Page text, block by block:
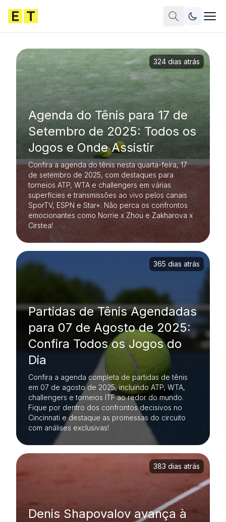
Agenda do Tênis para 17 de
Setembro de 2025: Todos os
Jogos e Onde Assistir
Confira a agenda do tênis nesta quarta-feira, 17
de setembro de 2025, com destaques para
torneios ATP, WTA e challengers em várias
superfícies e transmissões ao vivo pelos canais
SporTV, ESPN e Star+. Não perca os confrontos
emocionantes como Norrie x Zhou e Zakharova x
Cirstea!
324 dias atrás
Partidas de Tênis Agendadas
para 07 de Agosto de 2025:
Confira Todos os Jogos do
Dia
Confira a agenda completa de partidas de tênis
em 07 de agosto de 2025, incluindo ATP, WTA,
challengers e torneios ITF ao redor do mundo.
Fique por dentro dos confrontos decisivos no
Cincinnati e destaque as promessas do circuito
com análises exclusivas!
365 dias atrás
Denis Shapovalov avança à
383 dias atrás